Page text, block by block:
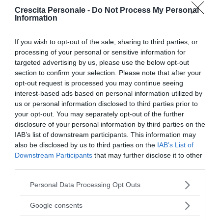
Crescita Personale - Do Not Process My Personal
Information
If you wish to opt-out of the sale, sharing to third parties, or
processing of your personal or sensitive information for
targeted advertising by us, please use the below opt-out
section to confirm your selection. Please note that after your
opt-out request is processed you may continue seeing
interest-based ads based on personal information utilized by
us or personal information disclosed to third parties prior to
your opt-out. You may separately opt-out of the further
disclosure of your personal information by third parties on the
IAB’s list of downstream participants. This information may
also be disclosed by us to third parties on the IAB’s List of
Downstream Participants that may further disclose it to other
Please note that this website/app uses one or more Google
not limited to your visit or usage behaviour. You may click to
Personal Data Processing Opt Outs
Google consents
sarà ancora più confuso.
Con ogni probabilità la prima reazione è quella di
chiedere dov’è andato. La risposta dipende molto
dal credo del genitore, ma sarebbe opportuno,
soprattutto per bambini piccoli, fornire un’immagine
concreta che li tranquillizzi perché l’idea del vuoto
della scomparsa potrebbe essere troppo vaga e
spaventosa.
Leggi anche Linguaggio e pensiero nello
sviluppo del bambino >>